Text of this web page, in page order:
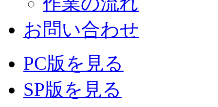
お問い合わせ
PC版を見る
SP版を見る